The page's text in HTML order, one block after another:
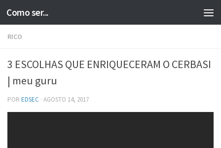
Skip to content
Como ser...
RICO
3 ESCOLHAS QUE ENRIQUECERAM O CERBASI
| meu guru
POR EDSEC · AGOSTO 14, 2017